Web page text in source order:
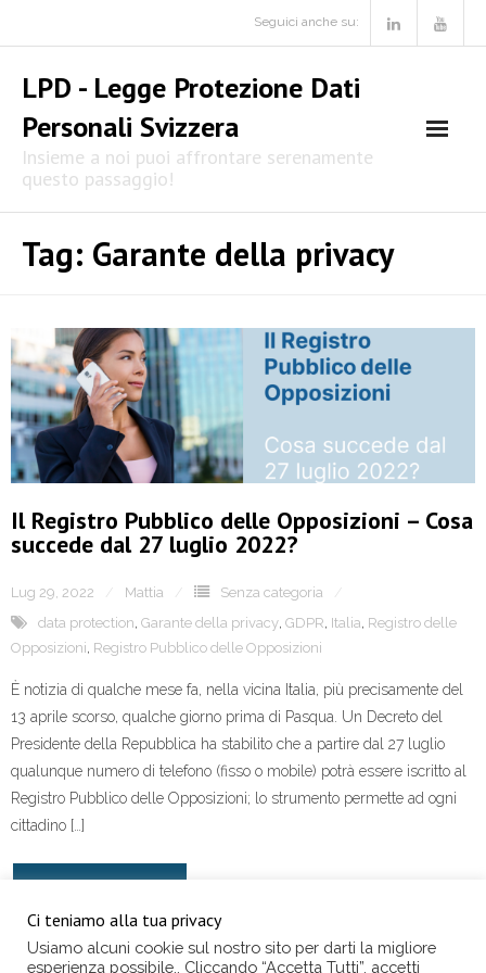
Seguici anche su:
LPD - Legge Protezione Dati
Personali Svizzera
Insieme a noi puoi affrontare serenamente
questo passaggio!
Tag: Garante della privacy
Il Registro Pubblico delle Opposizioni – Cosa
succede dal 27 luglio 2022?
Lug 29, 2022 Mattia
Senza categoria
data protection Garante della privacy GDPR Italia Registro delle
Opposizioni Registro Pubblico delle Opposizioni
È notizia di qualche mese fa, nella vicina Italia, più precisamente del
13 aprile scorso, qualche giorno prima di Pasqua. Un Decreto del
Presidente della Repubblica ha stabilito che a partire dal 27 luglio
qualunque numero di telefono (fisso o mobile) potrà essere iscritto al
Registro Pubblico delle Opposizioni; lo strumento permette ad ogni
cittadino […]
Ci teniamo alla tua privacy
Usiamo alcuni cookie sul nostro sito per darti la migliore
esperienza possibile.. Cliccando “Accetta Tutti”, accetti